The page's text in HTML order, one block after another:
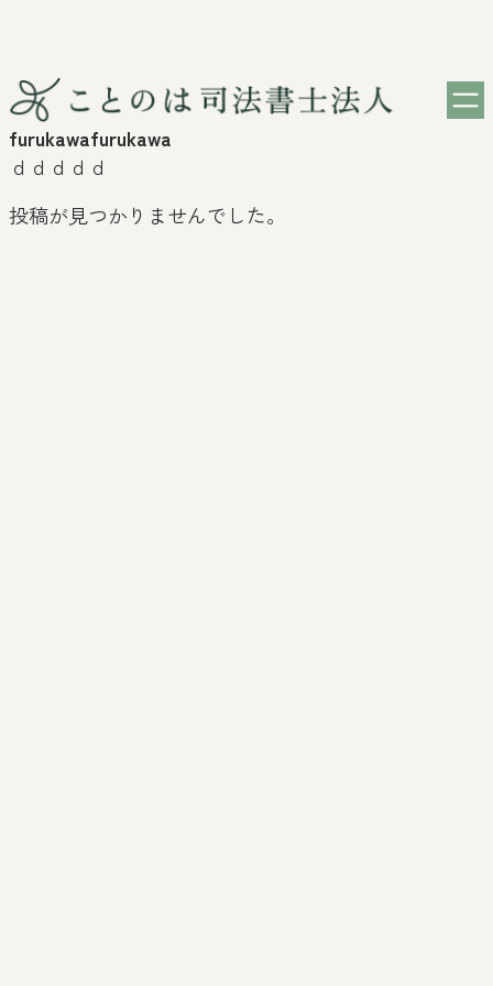
内
容
を
ス
キ
ッ
furukawafurukawa
ｄｄｄｄｄ
投稿が見つかりませんでした。